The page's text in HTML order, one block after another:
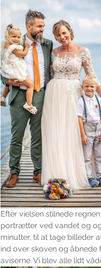
Efter vielsen stilnede
portrætter ved vandet og
minutter, til at tage billeder
ind over skoven og
aviserne. Vi blev alle lidt